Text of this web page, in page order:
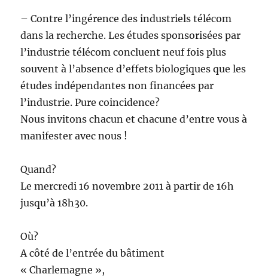
– Contre l’ingérence des industriels télécom
dans la recherche. Les études sponsorisées par
l’industrie télécom concluent neuf fois plus
souvent à l’absence d’effets biologiques que les
études indépendantes non financées par
l’industrie. Pure coincidence?
Nous invitons chacun et chacune d’entre vous à
manifester avec nous !
Quand?
Le mercredi 16 novembre 2011 à partir de 16h
jusqu’à 18h30.
Où?
A côté de l’entrée du bâtiment
« Charlemagne »,